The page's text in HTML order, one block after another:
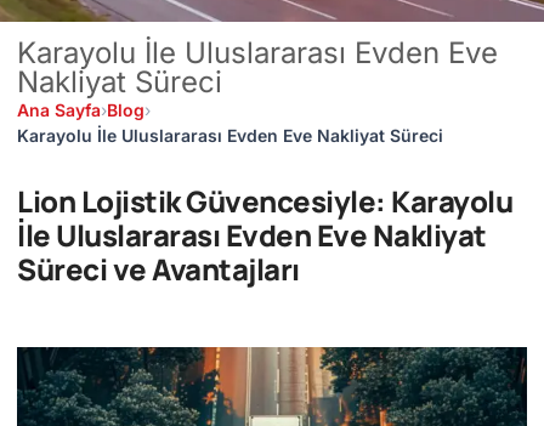
Karayolu İle Uluslararası Evden Eve
Nakliyat Süreci
Ana Sayfa›Blog›
Karayolu İle Uluslararası Evden Eve Nakliyat Süreci
Lion Lojistik Güvencesiyle: Karayolu
İle Uluslararası Evden Eve Nakliyat
Süreci ve Avantajları